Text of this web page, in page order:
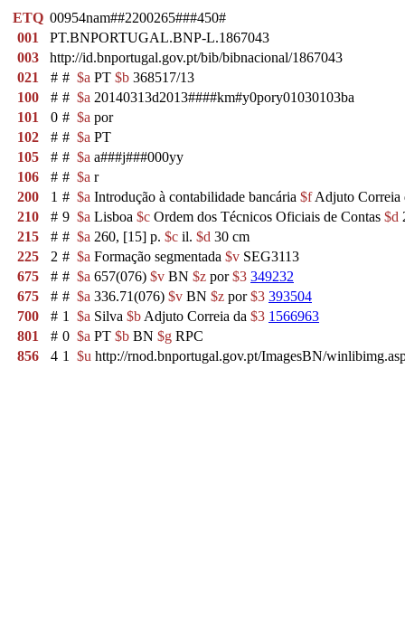
ETQ 00954nam##2200265###450#
001
PT.BNPORTUGAL.BNP-L.1867043
003
http://id.bnportugal.gov.pt/bib/bibnacional/1867043
021
# # $a PT $b 368517/13
100
# # $a 20140313d2013####km#y0pory01030103ba
101
0 # $a por
102
# # $a PT
105
# # $a a###j###000yy
106
# # $a r
200
1 # $a Introdução à contabilidade bancária $fAdjuto Correia
210
# 9 $a Lisboa $c Ordem dos Técnicos Oficiais de Contas $d
215
# # $a 260, [15] p. $c il. $d 30 cm
225
2 # $a Formação segmentada $v SEG3113
675
# # $a 657(076) $v BN $z por$3 349232
675
# # $a 336.71(076) $v BN $z por$3 393504
700
# 1 $a Silva $b Adjuto Correia da $3 1566963
801
# 0 $a PT $b BN $g RPC
856
4 1 $u http://rnod.bnportugal.gov.pt/ImagesBN/